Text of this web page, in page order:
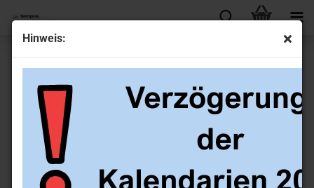
Hinweis:
Ringbuch aus Leder A5-Format, rot